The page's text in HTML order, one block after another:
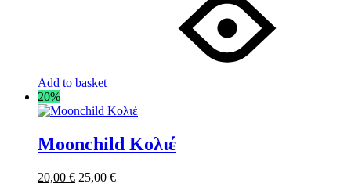
Add to basket
20%
Moonchild Κολιέ
20,00 € 25,00€